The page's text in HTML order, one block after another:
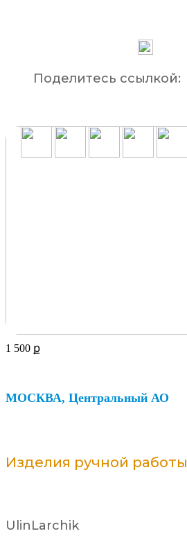
Поделитесь ссылкой:
1 500 ք
МОСКВА, Центральный АО
Изделия ручной работы
UlinLarchik